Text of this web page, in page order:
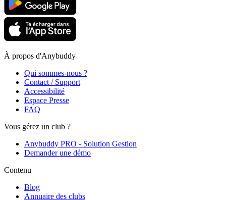
À propos d'Anybuddy
Qui sommes-nous ?
Contact / Support
Accessibilité
Espace Presse
FAQ
Vous gérez un club ?
Anybuddy PRO - Solution Gestion
Demander une démo
Contenu
Blog
Annuaire des clubs